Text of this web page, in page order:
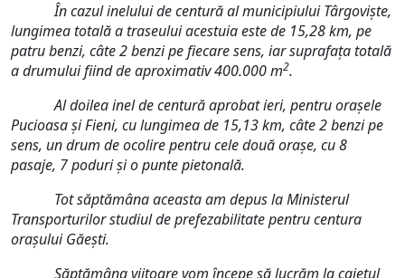
În cazul inelului de centură al municipiului Târgoviște,
lungimea totală a traseului acestuia este de 15,28 km, pe
patru benzi, câte 2 benzi pe fiecare sens, iar suprafața totală
a drumului fiind de aproximativ 400.000 m2.
Al doilea inel de centură aprobat ieri, pentru orașele
Pucioasa și Fieni, cu lungimea de 15,13 km, câte 2 benzi pe
sens, un drum de ocolire pentru cele două orașe, cu 8
pasaje, 7 poduri și o punte pietonală.
Tot săptămâna aceasta am depus la Ministerul
Transporturilor studiul de prefezabilitate pentru centura
orașului Găești.
Săptămâna viitoare vom începe să lucrăm la caietul